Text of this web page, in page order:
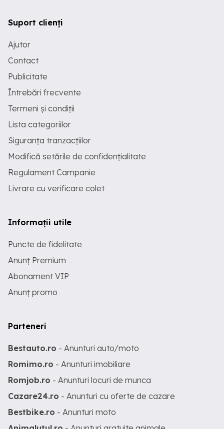
Suport clienți
Ajutor
Contact
Publicitate
Întrebări frecvente
Termeni și condiții
Lista categoriilor
Siguranța tranzacțiilor
Modifică setările de confidențialitate
Regulament Campanie
Livrare cu verificare colet
Informații utile
Puncte de fidelitate
Anunț Premium
Abonament VIP
Anunț promo
Parteneri
Bestauto.ro - Anunturi auto/moto
Romimo.ro - Anunturi imobiliare
Romjob.ro - Anunturi locuri de munca
Cazare24.ro - Anunturi cu oferte de cazare
Bestbike.ro - Anunturi moto